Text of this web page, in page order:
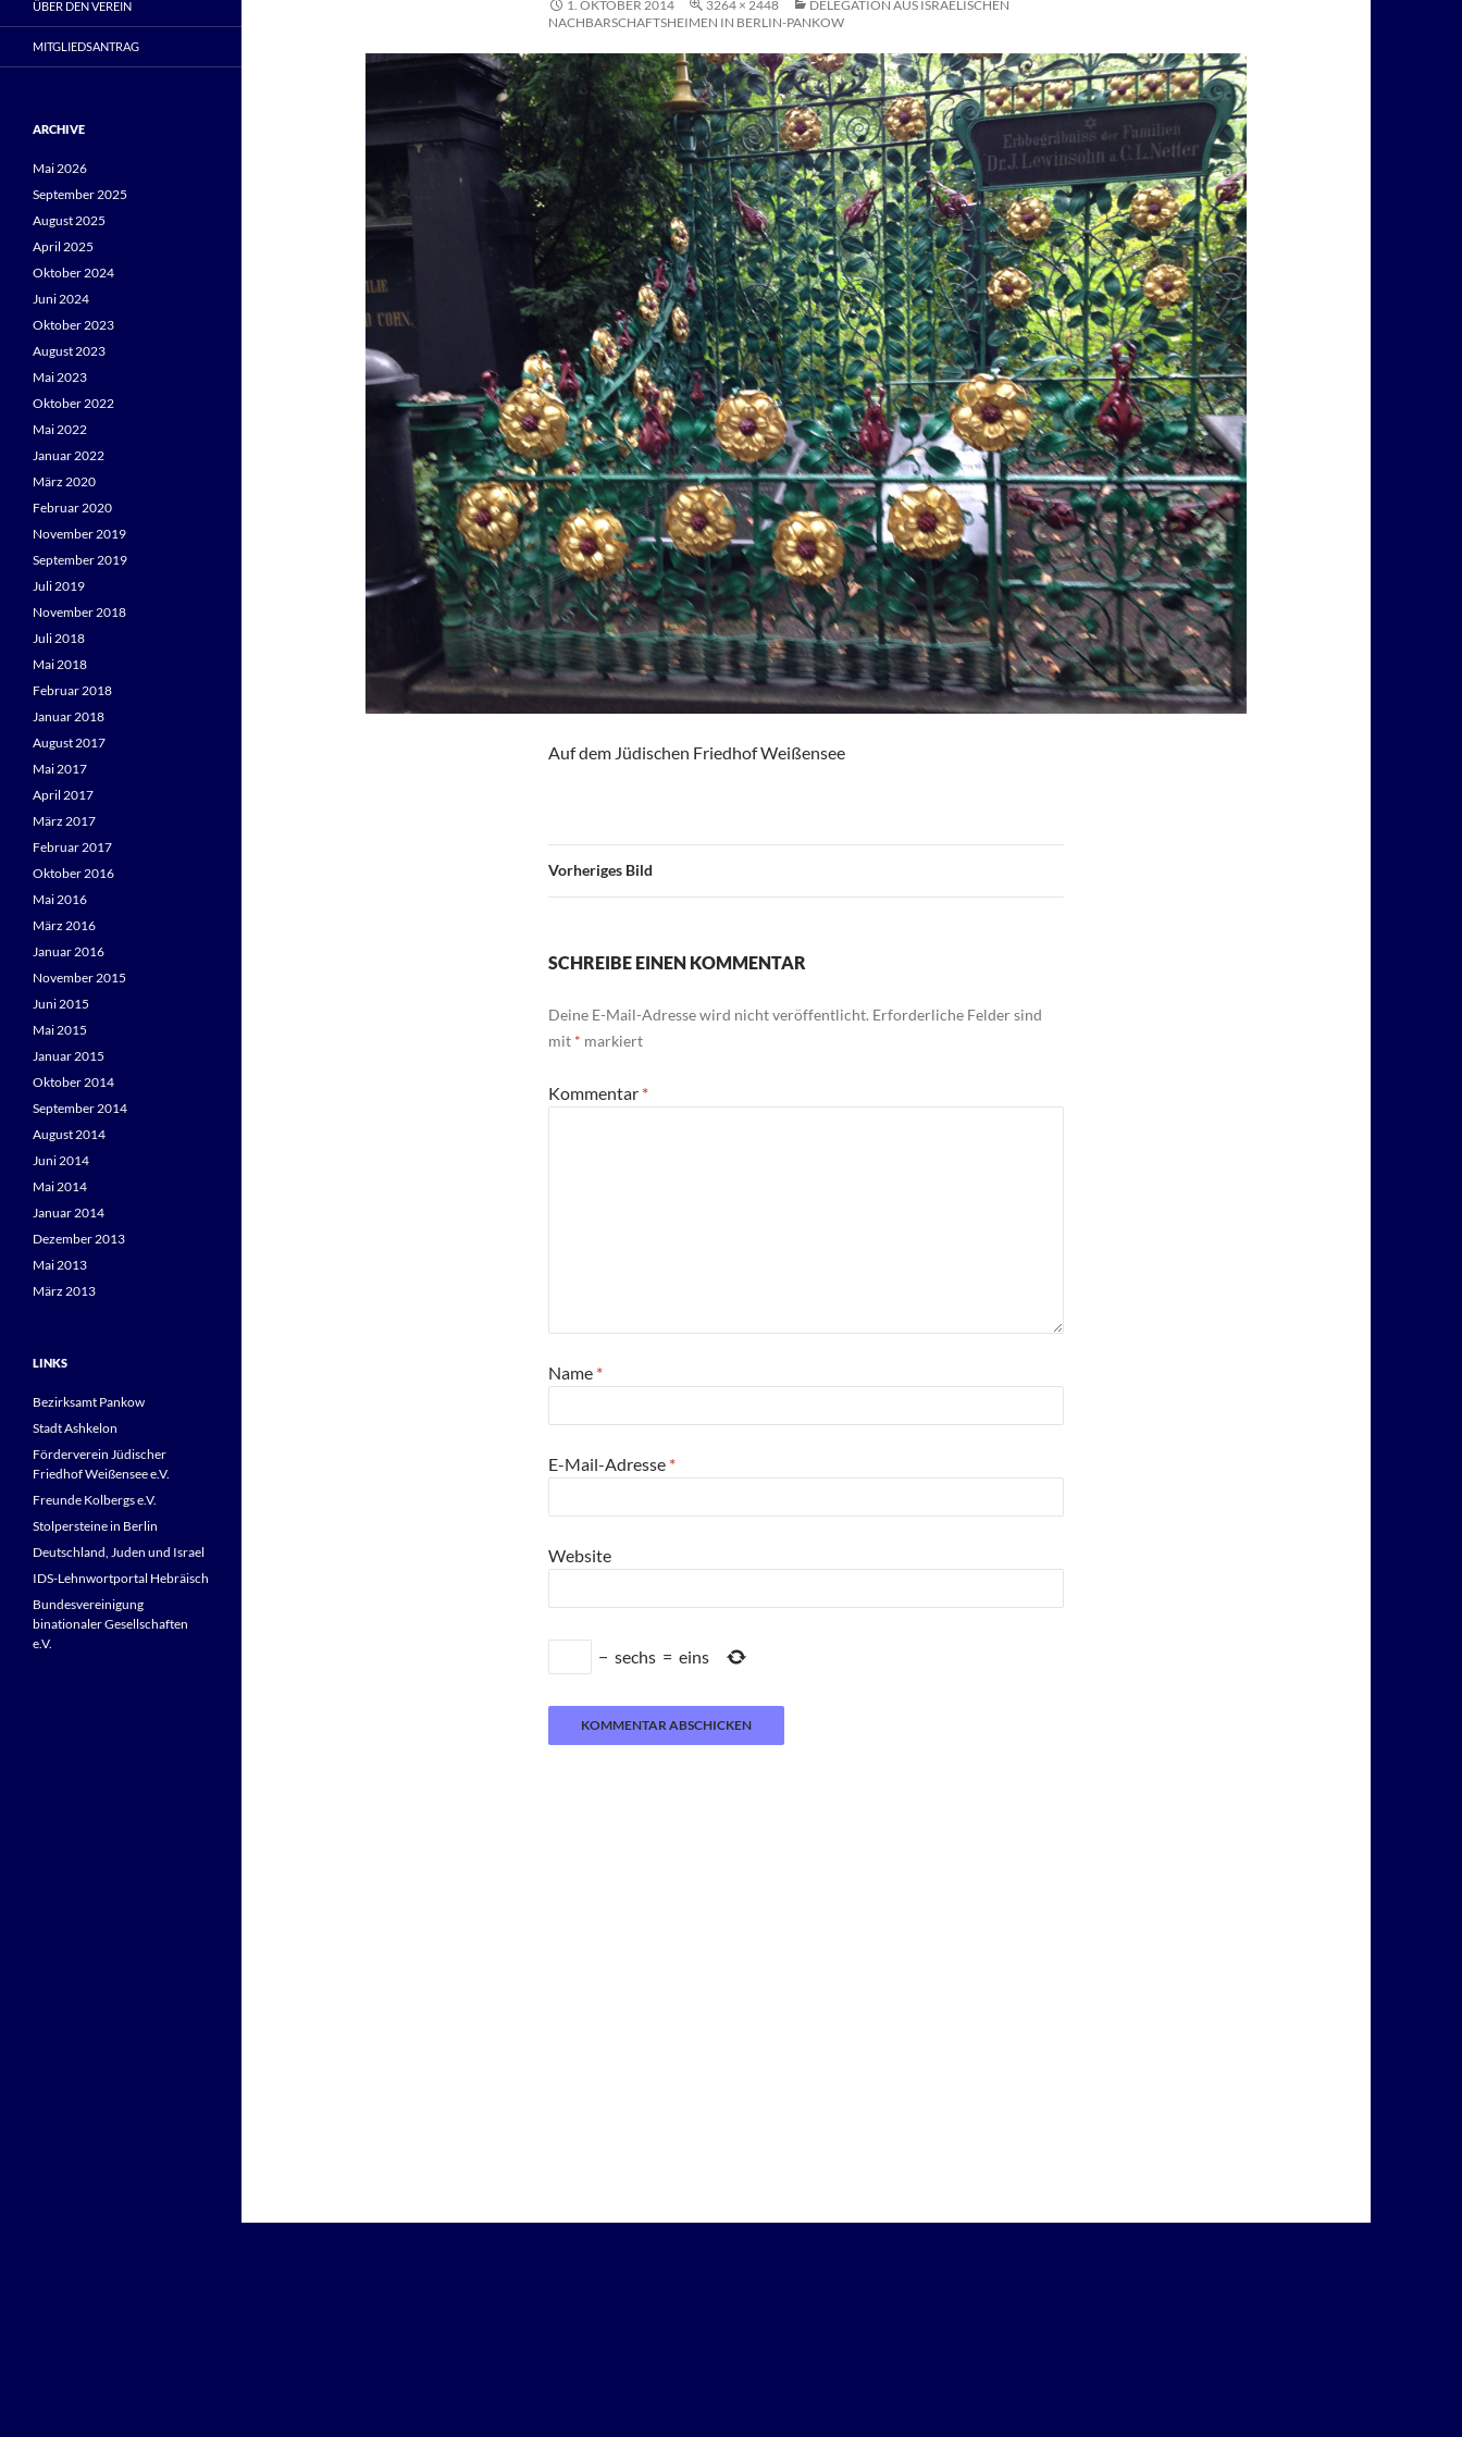
1. OKTOBER 2014 3264 × 2448
DELEGATION AUS ISRAELISCHEN
NACHBARSCHAFTSHEIMEN IN BERLIN-PANKOW
Auf dem Jüdischen Friedhof Weißensee
Vorheriges Bild
SCHREIBE EINEN KOMMENTAR
Deine E-Mail-Adresse wird nicht veröffentlicht. Erforderliche Felder sind
mit * markiert
Kommentar *
Name *
E-Mail-Adresse *
Website
− sechs = eins
ÜBER DEN VEREIN
MITGLIEDSANTRAG
ARCHIVE
Mai 2026
September 2025
August 2025
April 2025
Oktober 2024
Juni 2024
Oktober 2023
August 2023
Mai 2023
Oktober 2022
Mai 2022
Januar 2022
März 2020
Februar 2020
November 2019
September 2019
Juli 2019
November 2018
Juli 2018
Mai 2018
Februar 2018
Januar 2018
August 2017
Mai 2017
April 2017
März 2017
Februar 2017
Oktober 2016
Mai 2016
März 2016
Januar 2016
November 2015
Juni 2015
Mai 2015
Januar 2015
Oktober 2014
September 2014
August 2014
Juni 2014
Mai 2014
Januar 2014
Dezember 2013
Mai 2013
März 2013
LINKS
Bezirksamt Pankow
Stadt Ashkelon
Förderverein Jüdischer
Friedhof Weißensee e.V.
Freunde Kolbergs e.V.
Stolpersteine in Berlin
Deutschland, Juden und Israel
IDS-Lehnwortportal Hebräisch
Bundesvereinigung
binationaler Gesellschaften
e.V.